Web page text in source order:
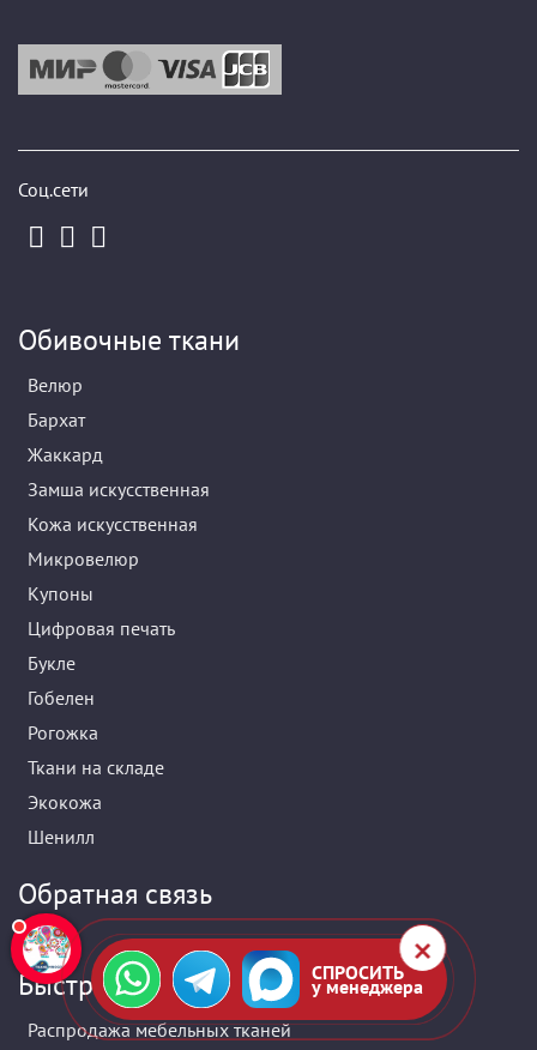
СПРОСИТЬ
у менеджера
Соц.сети
Обивочные ткани
Велюр
Бархат
Жаккард
Замша искусственная
Кожа искусственная
Микровелюр
Купоны
Цифровая печать
Букле
Гобелен
Рогожка
Ткани на складе
Экокожа
Шенилл
Обратная связь
Быстрое меню
Распродажа мебельных тканей